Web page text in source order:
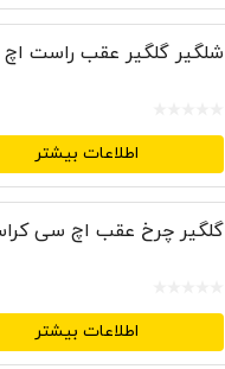
شلگیر گلگیر عقب راست
اطلاعات بیشتر
گلگیر چرخ عقب اچ سی
اطلاعات بیشتر